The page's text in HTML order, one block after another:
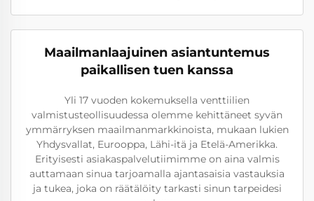
Maailmanlaajuinen asiantuntemus
paikallisen tuen kanssa
Yli 17 vuoden kokemuksella venttiilien
valmistusteollisuudessa olemme kehittäneet syvän
ymmärryksen maailmanmarkkinoista, mukaan lukien
Yhdysvallat, Eurooppa, Lähi-itä ja Etelä-Amerikka.
Erityisesti asiakaspalvelutiimimme on aina valmis
auttamaan sinua tarjoamalla ajantasaisia vastauksia
ja tukea, joka on räätälöity tarkasti sinun tarpeidesi